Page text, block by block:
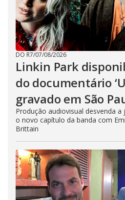
DO R7/07/08/2026
Linkin Park
do documentário
gravado em São
Produção audiovisual desvenda
o novo capítulo da banda com
Brittain